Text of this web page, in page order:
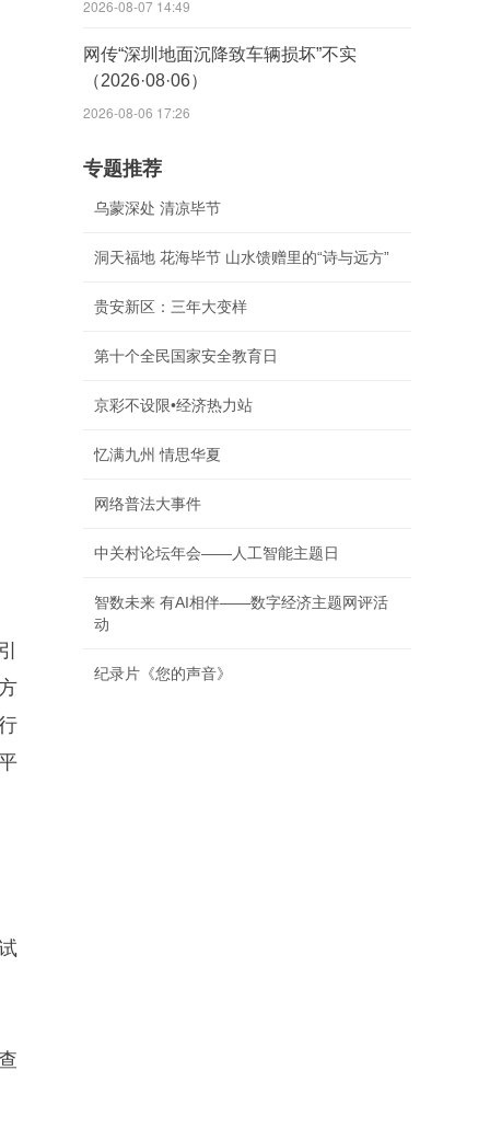
2026-08-07 14:49
网传“深圳地面沉降致车辆损坏”不实
（2026·08·06）
2026-08-06 17:26
专题推荐
乌蒙深处 清凉毕节
洞天福地 花海毕节 山水馈赠里的“诗与远方”
贵安新区：三年大变样
第十个全民国家安全教育日
京彩不设限•经济热力站
忆满九州 情思华夏
网络普法大事件
中关村论坛年会——人工智能主题日
智数未来 有AI相伴——数字经济主题网评活
动
纪录片《您的声音》